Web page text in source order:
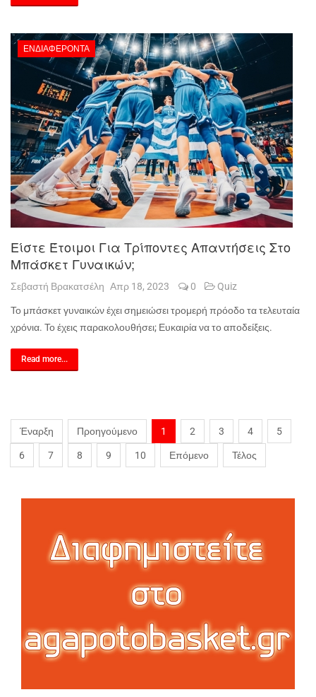
ΕΝΔΙΑΦΈΡΟΝΤΑ
Είστε Έτοιμοι Για Τρίποντες Απαντήσεις Στο
Μπάσκετ Γυναικών;
Σεβαστή Βρακατσέλη Απρ 18, 2023 0 Quiz
Το μπάσκετ γυναικών έχει σημειώσει τρομερή πρόοδο τα τελευταία
χρόνια. Το έχεις παρακολουθήσει; Ευκαιρία να το αποδείξεις.
Read more...
Έναρξη Προηγούμενο 1 2 3 4 5
6 7 8 9 10 Επόμενο Τέλος